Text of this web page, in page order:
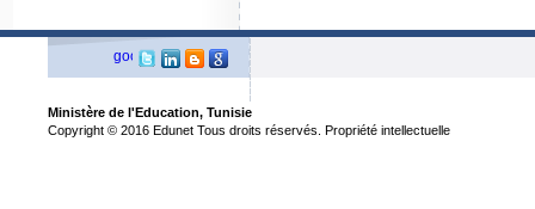
Ministère de l'Education, Tunisie
Copyright © 2016 Edunet Tous droits réservés. Propriété intellectuelle